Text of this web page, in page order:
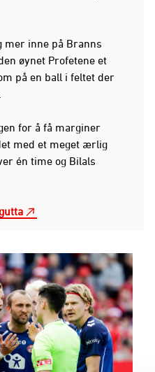
mer inne på Branns
øynet Profetene et
på en ball i feltet der
for å få marginer
med et meget ærlig
én time og Bilals